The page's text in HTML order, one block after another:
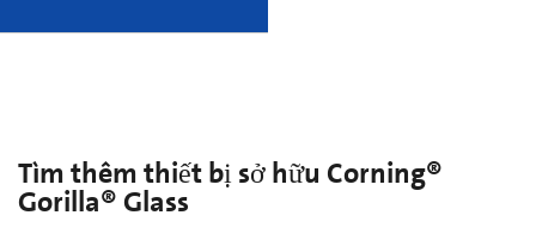
Tìm thêm thiết bị sở hữu Corning®
Gorilla® Glass